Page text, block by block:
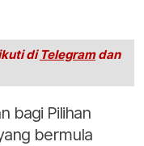
di Telegramdan
bagi Pilihan
bermula